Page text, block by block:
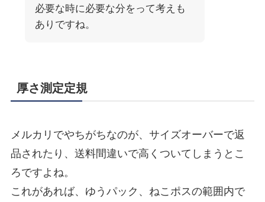
必要な時に必要な分をって考えも
ありですね。
厚さ測定定規
メルカリでやちがちなのが、サイズオーバーで返
品されたり、送料間違いで高くついてしまうとこ
ろですよね。
これがあれば、ゆうパック、ねこポスの範囲内で